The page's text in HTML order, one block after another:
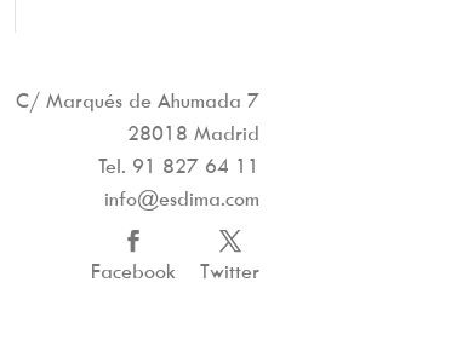
C/ Marqués de Ahumada 7
28018 Madrid
Tel. 91 827 64 11
info@esdima.com
Facebook Twitter